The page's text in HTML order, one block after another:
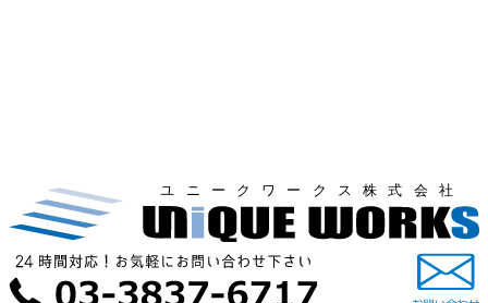
ユニークワークス株式会社